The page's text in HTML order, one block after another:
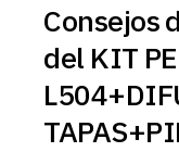
Consejos
del KIT